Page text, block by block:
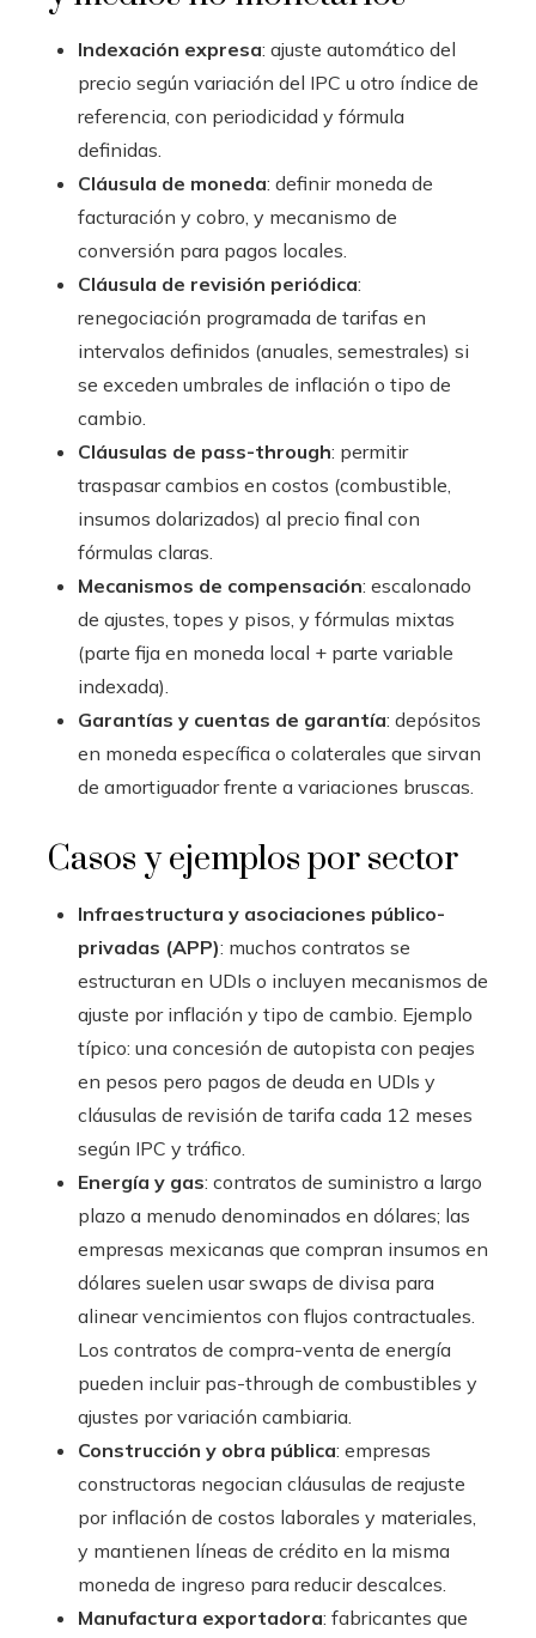
Indexación expresa: ajuste automático del
precio según variación del IPC u otro índice de
referencia, con periodicidad y fórmula
definidas.
Cláusula de moneda: definir moneda de
facturación y cobro, y mecanismo de
conversión para pagos locales.
Cláusula de revisión periódica:
renegociación programada de tarifas en
intervalos definidos (anuales, semestrales) si
se exceden umbrales de inflación o tipo de
cambio.
Cláusulas de pass-through: permitir
traspasar cambios en costos (combustible,
insumos dolarizados) al precio final con
fórmulas claras.
Mecanismos de compensación: escalonado
de ajustes, topes y pisos, y fórmulas mixtas
(parte fija en moneda local + parte variable
indexada).
Garantías y cuentas de garantía: depósitos
en moneda específica o colaterales que sirvan
de amortiguador frente a variaciones bruscas.
Casos y ejemplos por sector
Infraestructura y asociaciones público-
privadas (APP): muchos contratos se
estructuran en UDIs o incluyen mecanismos de
ajuste por inflación y tipo de cambio. Ejemplo
típico: una concesión de autopista con peajes
en pesos pero pagos de deuda en UDIs y
cláusulas de revisión de tarifa cada 12 meses
según IPC y tráfico.
Energía y gas: contratos de suministro a largo
plazo a menudo denominados en dólares; las
empresas mexicanas que compran insumos en
dólares suelen usar swaps de divisa para
alinear vencimientos con flujos contractuales.
Los contratos de compra-venta de energía
pueden incluir pas-through de combustibles y
ajustes por variación cambiaria.
Construcción y obra pública: empresas
constructoras negocian cláusulas de reajuste
por inflación de costos laborales y materiales,
y mantienen líneas de crédito en la misma
moneda de ingreso para reducir descalces.
Manufactura exportadora: fabricantes que